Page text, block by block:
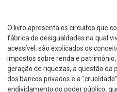
O livro apresenta os circuitos que
fábrica de desigualdades na qual
acessível, são explicados os
impostos sobre renda e
geração de riquezas, a questão da
dos bancos privados e a
endividamento do poder público,